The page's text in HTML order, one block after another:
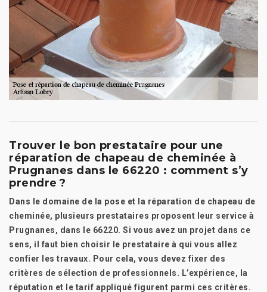
Trouver le bon prestataire pour une
réparation de chapeau de cheminée à
Prugnanes dans le 66220 : comment s’y
prendre ?
Dans le domaine de la pose et la réparation de chapeau de
cheminée, plusieurs prestataires proposent leur service à
Prugnanes, dans le 66220. Si vous avez un projet dans ce
sens, il faut bien choisir le prestataire à qui vous allez
confier les travaux. Pour cela, vous devez fixer des
critères de sélection de professionnels. L’expérience, la
réputation et le tarif appliqué figurent parmi ces critères.